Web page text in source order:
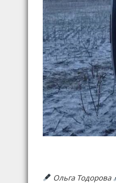
Ольга Тодорова